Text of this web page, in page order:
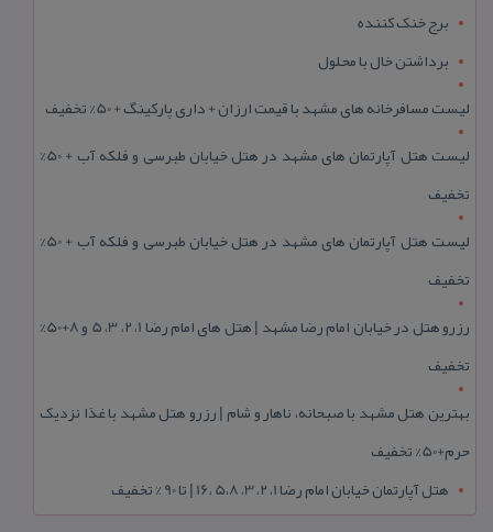
برج خنک کننده
برداشتن خال با محلول
لیست مسافرخانه های مشهد با قیمت ارزان + داری پارکینگ + 50% تخفیف
لیست هتل آپارتمان های مشهد در هتل خیابان طبرسی و فلکه آب + 50%
تخفیف
لیست هتل آپارتمان های مشهد در هتل خیابان طبرسی و فلکه آب + 50%
تخفیف
رزرو هتل در خیابان امام رضا مشهد | هتل‌ های امام رضا 1، 2، 3، 5 و 8+50%
تخفیف
بهترین هتل مشهد با صبحانه، ناهار و شام | رزرو هتل مشهد با غذا نزدیک
حرم+50% تخفیف
هتل آپارتمان خیابان امام رضا 1، 2، 3، 5،8 ،16 | تا 90 % تخفیف